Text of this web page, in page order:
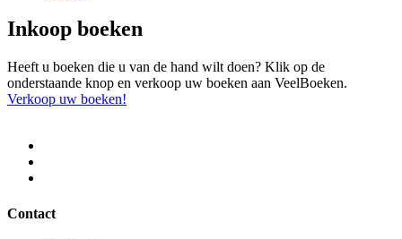
Inkoop boeken
Heeft u boeken die u van de hand wilt doen? Klik op de
onderstaande knop en verkoop uw boeken aan VeelBoeken.
Verkoop uw boeken!
Contact